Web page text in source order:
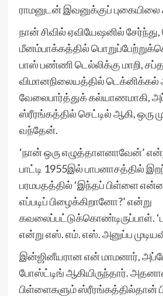
ராமனுடன் இவனுக்குப் புகையிலை
நான் சிவில் ஏவியேஷனில்
மீனம்பாக்கத்தில்
பாஸ் பண்ணி டெல்லிக்கு மாறி,
விமானநிலையத்தில்
வேலைபார்த்துக் கல்யாணமாகி,
ஸ்ரீரங்கத்தில் செட்டில் ஆகி, ஒரு
வந்தேன்.
‘நான் ஒரு எழுத்தாளனாவேன்’
பாட்டி 1955இல் பாபனாசத்தில்
பரமபதத்தில் ‘இந்தப் பிள்ளை
எப்படிப் பிழைக்கிறானோ?’ என்று
கவலைப்பட்டுக்கொண்டிருப்பாள்.
என்று எஸ். எம். எஸ். அனுப்ப
இன்ஜினீயரான என் மாமனார்,
போஸ்ட்டிங் ஆகியிருந்தார்.
பிள்ளைகளும் ஸ்ரீரங்கத்தில்தான்